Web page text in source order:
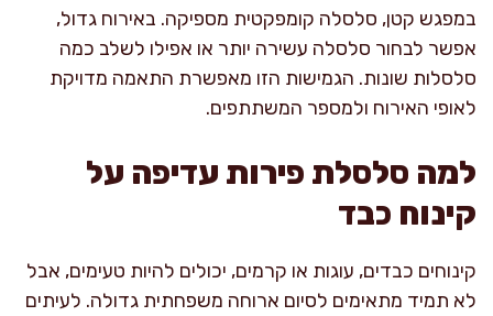
במפגש קטן, סלסלה קומפקטית מספיקה. באירוח גדול,
אפשר לבחור סלסלה עשירה יותר או אפילו לשלב כמה
סלסלות שונות. הגמישות הזו מאפשרת התאמה מדויקת
לאופי האירוח ולמספר המשתתפים.
למה סלסלת פירות עדיפה על
קינוח כבד
קינוחים כבדים, עוגות או קרמים, יכולים להיות טעימים, אבל
לא תמיד מתאימים לסיום ארוחה משפחתית גדולה. לעיתים